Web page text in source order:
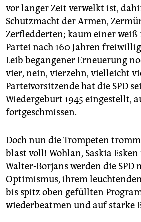
vor langer Zeit verwelkt ist,
Schutzmacht der Armen,
Zerfledderten; kaum einer weiß
Partei nach 160 Jahren
Leib begangener Erneuerung
vier, nein, vierzehn, vielleicht
Parteivorsitzende hat die SPD
Wiedergeburt 1945 eingestellt,
fortgeschmissen.
Doch nun die Trompeten
blast voll! Wohlan, Saskia
Walter-Borjans werden die SPD
Optimismus, ihrem
bis spitz oben gefüllten
wiederbeatmen und auf starke